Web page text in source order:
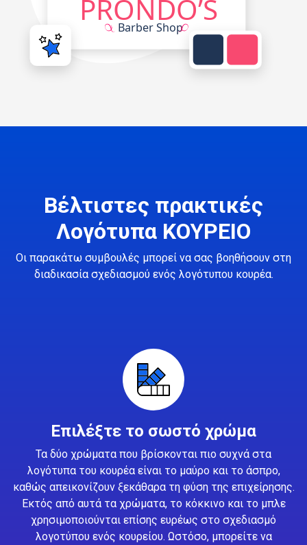
Βέλτιστες πρακτικές
Λογότυπα ΚΟΥΡΕΙΟ
Οι παρακάτω συμβουλές μπορεί να σας βοηθήσουν στη
διαδικασία σχεδιασμού ενός λογότυπου κουρέα.
Επιλέξτε το σωστό χρώμα
Τα δύο χρώματα που βρίσκονται πιο συχνά στα
λογότυπα του κουρέα είναι το μαύρο και το άσπρο,
καθώς απεικονίζουν ξεκάθαρα τη φύση της επιχείρησης.
Εκτός από αυτά τα χρώματα, το κόκκινο και το μπλε
χρησιμοποιούνται επίσης ευρέως στο σχεδιασμό
λογοτύπου ενός κουρείου. Ωστόσο, μπορείτε να